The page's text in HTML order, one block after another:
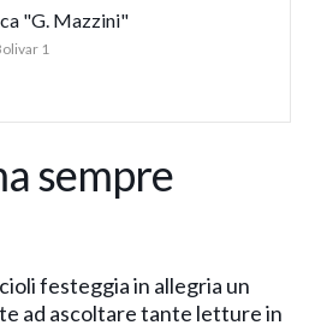
"G. Mazzini"
1
sempre
festeggia in allegria un
ad ascoltare tante letture in